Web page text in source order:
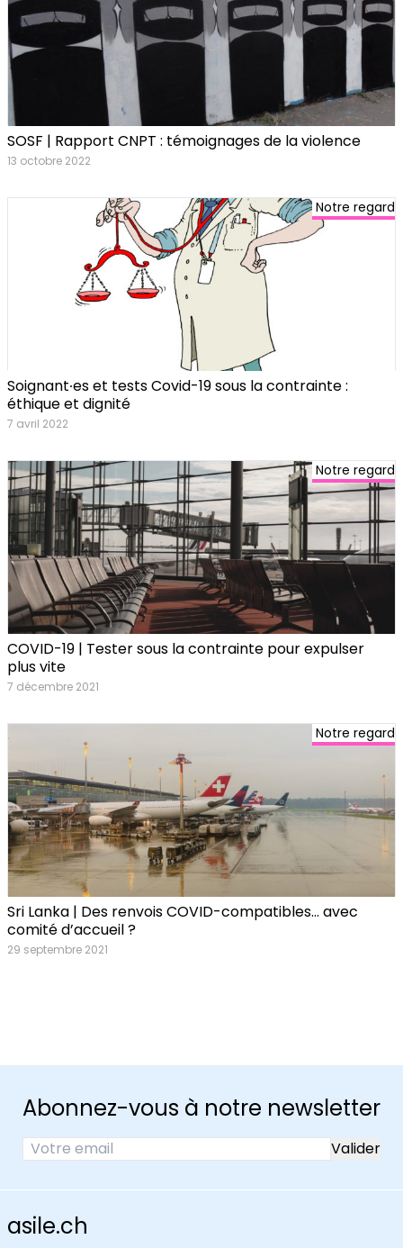
SOSF | Rapport CNPT : témoignages de la violence
13 octobre 2022
Notre regard
Soignant∙es et tests Covid-19 sous la contrainte :
éthique et dignité
7 avril 2022
Notre regard
COVID-19 | Tester sous la contrainte pour expulser
plus vite
7 décembre 2021
Notre regard
Sri Lanka | Des renvois COVID-compatibles… avec
comité d’accueil ?
29 septembre 2021
Abonnez-vous à notre newsletter
asile.ch